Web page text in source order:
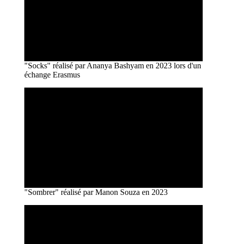
"Socks" réalisé par Ananya Bashyam en 2023 lors d'un
échange Erasmus
"Sombrer" réalisé par Manon Souza en 2023